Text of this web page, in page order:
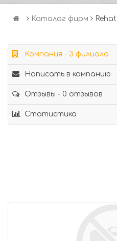
Каталог фирм Rehat
Компания - 3 филиала
Написать в компанию
Отзывы - 0 отзывов
Статистика